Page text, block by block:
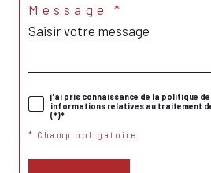
Message *
j'ai pris connaissance de la politique
informations relatives au traitement
(*)*
* Champ obligatoire